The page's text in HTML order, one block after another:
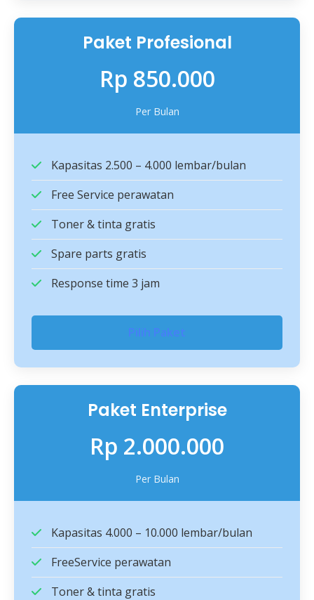
Paket Profesional
Rp 850.000
Per Bulan
Kapasitas 2.500 – 4.000 lembar/bulan
Free Service perawatan
Toner & tinta gratis
Spare parts gratis
Response time 3 jam
Pilih Paket
Paket Enterprise
Rp 2.000.000
Per Bulan
Kapasitas 4.000 – 10.000 lembar/bulan
FreeService perawatan
Toner & tinta gratis